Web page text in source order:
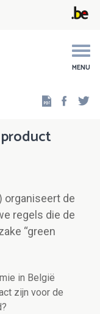
MENU
organiseert de
regels die de
“green
in België
zijn voor de